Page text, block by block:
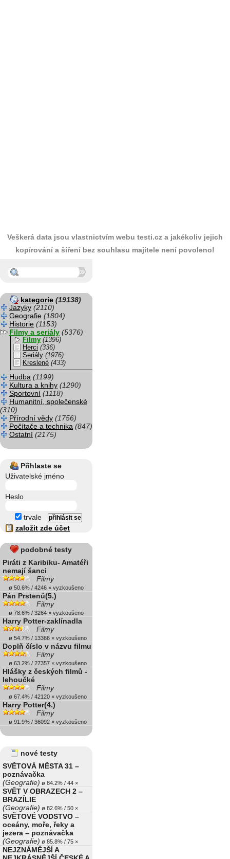
Veškerá data jsou vlastnictvím webu testi.cz a jakékoliv jejich
kopírování a šíření bez souhlasu majitele není povoleno!
kategorie (19138)
Jazyky (2110)
Geografie (1804)
Historie (1153)
Filmy a seriály (5376)
Filmy (1396)
Herci (336)
Seriály (1976)
Kreslené (433)
Hudba (1199)
Kultura a knihy (1290)
Sportovní (1118)
Humanitní, společenské
(310)
Přírodní vědy (1756)
Počítače a technika (847)
Ostatní (2175)
Přihlaste se
Uživatelské jméno
Heslo
trvale
založit zde účet
podobné testy
Piráti z Karibiku- Amatéři
nemají šanci
Filmy
ø 50.6% / 4246 × vyzkoušeno
Pán Prstenů(5.)
Filmy
ø 78.6% / 3264 × vyzkoušeno
Harry Potter-zaklínadla
Filmy
ø 54.7% / 13366 × vyzkoušeno
Doplň číslo v názvu filmu
Filmy
ø 63.2% / 27357 × vyzkoušeno
Hlášky z českých filmů -
lehoučké
Filmy
ø 67.4% / 42120 × vyzkoušeno
Harry Potter(4.)
Filmy
ø 91.9% / 36092 × vyzkoušeno
nové testy
SVĚTOVÁ MĚSTA 31 –
poznávačka
(Geografie) ø 84.2% / 44 ×
SVĚT V OBRAZECH 2 –
BRAZÍLIE
(Geografie) ø 82.6% / 50 ×
SVĚTOVÉ VODSTVO –
oceány, moře, řeky a
jezera – poznávačka
(Geografie) ø 85.8% / 75 ×
NEJZNÁMĚJŠÍ A